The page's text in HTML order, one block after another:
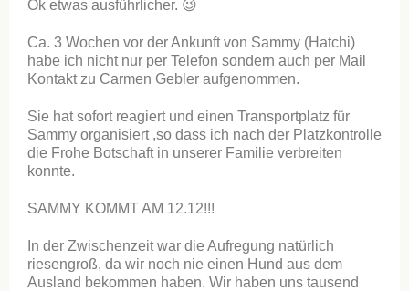
Ok etwas ausführlicher. 😉
Ca. 3 Wochen vor der Ankunft von Sammy (Hatchi)
habe ich nicht nur per Telefon sondern auch per Mail
Kontakt zu Carmen Gebler aufgenommen.
Sie hat sofort reagiert und einen Transportplatz für
Sammy organisiert ,so dass ich nach der Platzkontrolle
die Frohe Botschaft in unserer Familie verbreiten
konnte.
SAMMY KOMMT AM 12.12!!!
In der Zwischenzeit war die Aufregung natürlich
riesengroß, da wir noch nie einen Hund aus dem
Ausland bekommen haben. Wir haben uns tausend